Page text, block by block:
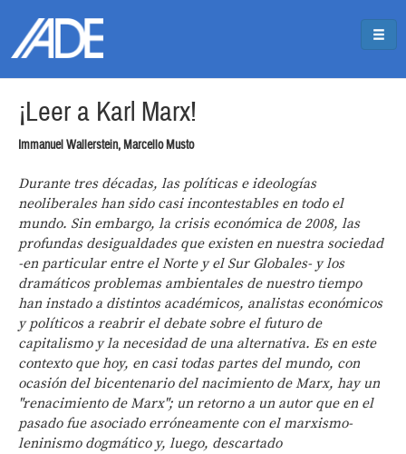
¡Leer a Karl Marx!
Immanuel Wallerstein, Marcello Musto
Durante tres décadas, las políticas e ideologías
neoliberales han sido casi incontestables en todo el
mundo. Sin embargo, la crisis económica de 2008, las
profundas desigualdades que existen en nuestra sociedad
-en particular entre el Norte y el Sur Globales- y los
dramáticos problemas ambientales de nuestro tiempo
han instado a distintos académicos, analistas económicos
y políticos a reabrir el debate sobre el futuro de
capitalismo y la necesidad de una alternativa. Es en este
contexto que hoy, en casi todas partes del mundo, con
ocasión del bicentenario del nacimiento de Marx, hay un
"renacimiento de Marx"; un retorno a un autor que en el
pasado fue asociado erróneamente con el marxismo-
leninismo dogmático y, luego, descartado